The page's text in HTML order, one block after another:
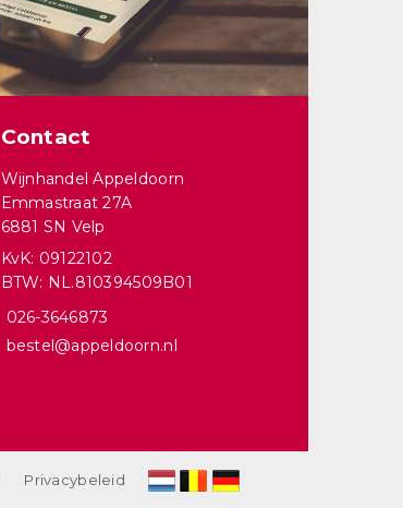
Contact
Wijnhandel Appeldoorn
Emmastraat 27A
6881 SN Velp
KvK: 09122102
BTW: NL.810394509B01
026-3646873
bestel@appeldoorn.nl
Privacybeleid